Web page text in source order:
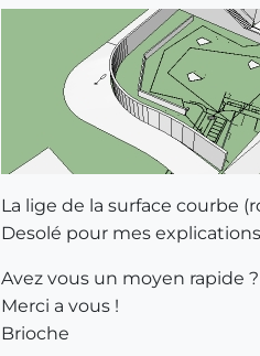
La lige de la surface courbe
Desolé pour mes
Avez vous un moyen rapide ?
Merci a vous !
Brioche